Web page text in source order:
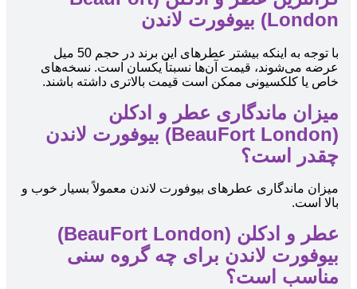
London) بیوفورت لاندن
با توجه به اینکه بیشتر عطرهای این برند در حجم 50 میل
عرضه می‌شوند، قیمت آن‌ها نسبتاً یکسان است. نسخه‌های
خاص یا کلکسیونی ممکن است قیمت بالاتری داشته باشند.
میزان ماندگاری عطر و ادکلن
(BeauFort London) بیوفورت لاندن
چقدر است؟
میزان ماندگاری عطرهای بیوفورت لاندن معمولاً بسیار خوب و
بالا است.
عطر و ادکلن (BeauFort London)
بیوفورت لاندن برای چه گروه سنی
مناسب است؟